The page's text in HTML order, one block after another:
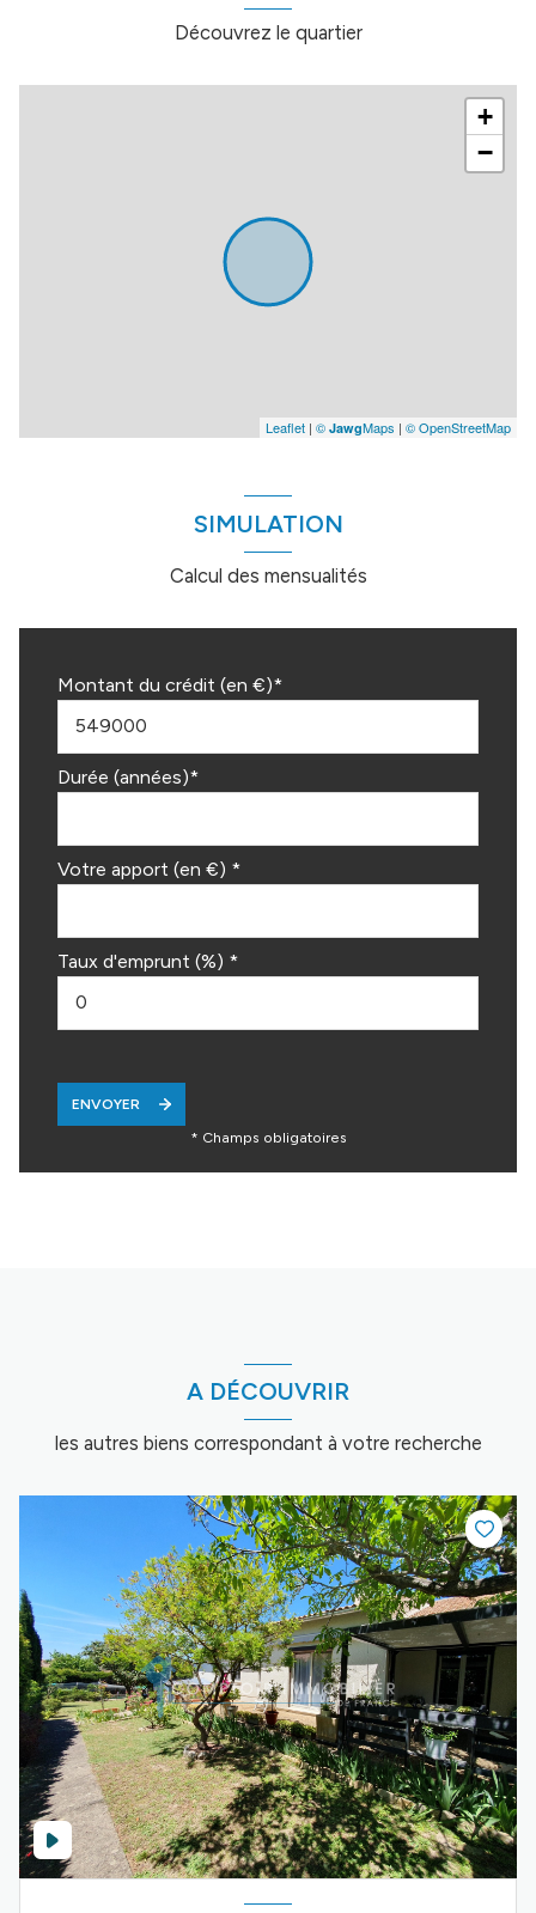
Découvrez le quartier
+
−
Leaflet | © JawgMaps | © OpenStreetMap
SIMULATION
Calcul des mensualités
Montant du crédit (en €)*
Durée (années)*
Votre apport (en €) *
Taux d'emprunt (%) *
ENVOYER
* Champs obligatoires
A DÉCOUVRIR
les autres biens correspondant à votre recherche